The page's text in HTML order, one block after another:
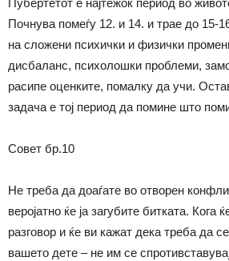
Пубертетот е најтежок период во
Почнува помеѓу 12. и 14. и трае до 15-
на сложени психички и физички
дисбаланс, психолошки проблеми,
расипе оценките, помалку да учи.
задача е тој период да помине што
Совет бр.10
Не треба да доаѓате во отворен
веројатно ќе ја загубите битката. Кога
разговор и ќе ви кажат дека треба да
вашето дете – не им се